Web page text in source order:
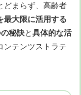
どまらず、高齢者
最大限に活用する
秘訣と具体的な活
ンテンツストラテ